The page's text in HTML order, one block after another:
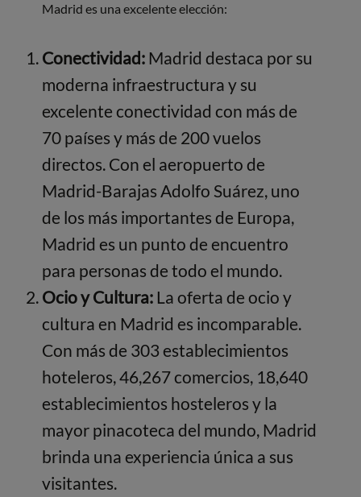
Madrid es una excelente elección:
Conectividad:Madrid destaca por su
moderna infraestructura y su
excelente conectividad con más de
70 países y más de 200 vuelos
directos. Con el aeropuerto de
Madrid-Barajas Adolfo Suárez, uno
de los más importantes de Europa,
Madrid es un punto de encuentro
para personas de todo el mundo.
Ocio y Cultura:La oferta de ocio y
cultura en Madrid es incomparable.
Con más de 303 establecimientos
hoteleros, 46,267 comercios, 18,640
establecimientos hosteleros y la
mayor pinacoteca del mundo, Madrid
brinda una experiencia única a sus
visitantes.